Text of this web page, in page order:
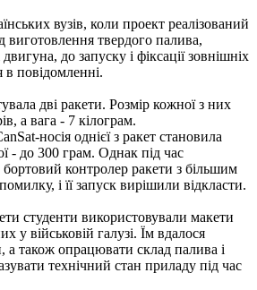
вузів, коли проект реалізований
виготовлення твердого палива,
до запуску і фіксації зовнішніх
повідомленні.
дві ракети. Розмір кожної з них
а вага - 7 кілограм.
носія однієї з ракет становила
- до 300 грам. Однак під час
бортовий контролер ракети з більшим
і її запуск вирішили відкласти.
студенти використовували макети
у військовій галузі. Їм вдалося
а також опрацювати склад палива і
технічний стан приладу під час